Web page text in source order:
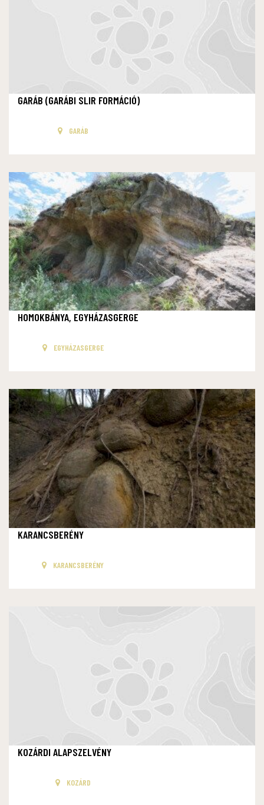
GARÁB (GARÁBI SLIR FORMÁCIÓ)
GARÁB
HOMOKBÁNYA, EGYHÁZASGERGE
EGYHÁZASGERGE
KARANCSBERÉNY
KARANCSBERÉNY
KOZÁRDI ALAPSZELVÉNY
KOZÁRD